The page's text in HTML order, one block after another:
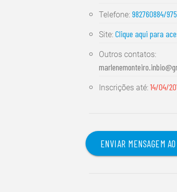
Telefone:982760884/
Site:Clique aqui para
Outros contatos:
Inscrições até:14/04/
ENVIAR MENSAGEM